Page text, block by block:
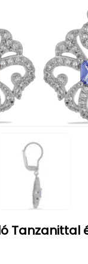
Tanzanittal